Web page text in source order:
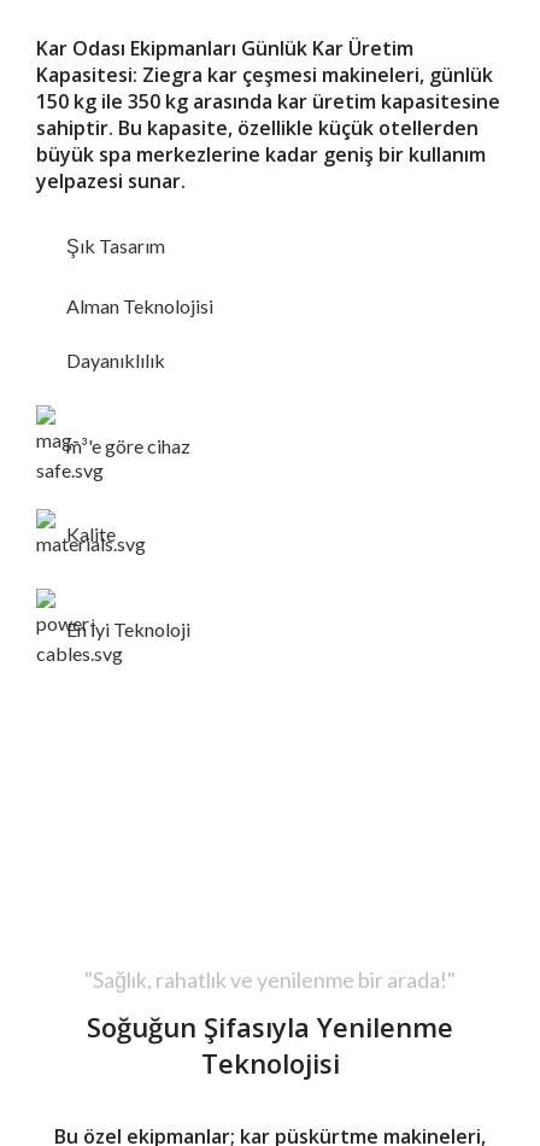
Kar Odası Ekipmanları Günlük Kar Üretim
Kapasitesi: Ziegra kar çeşmesi makineleri, günlük
150 kg ile 350 kg arasında kar üretim kapasitesine
sahiptir. Bu kapasite, özellikle küçük otellerden
büyük spa merkezlerine kadar geniş bir kullanım
yelpazesi sunar.
Şık Tasarım
Alman Teknolojisi
Dayanıklılık
m³'e göre cihaz
Kalite
En İyi Teknoloji
"Sağlık, rahatlık ve yenilenme bir arada!"
Soğuğun Şifasıyla Yenilenme
Teknolojisi
Bu özel ekipmanlar; kar püskürtme makineleri,